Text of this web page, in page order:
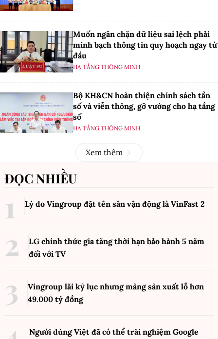
Muốn ngăn chặn dữ liệu sai lệch phải
minh bạch thông tin quy hoạch ngay từ
đầu
HẠ TẦNG THÔNG MINH
Bộ KH&CN hoàn thiện chính sách tần
số và viễn thông, gỡ vướng cho hạ tầng
số
HẠ TẦNG THÔNG MINH
Xem thêm
ĐỌC NHIỀU
Lý do Vingroup đặt tên sân vận động là VinFast 2
LG chính thức gia tăng thời hạn bảo hành 5 năm
đối với TV
Vingroup lãi kỷ lục nhưng mảng sản xuất lỗ hơn
49.000 tỷ đồng
Người dùng Việt đã có thể trải nghiệm Google